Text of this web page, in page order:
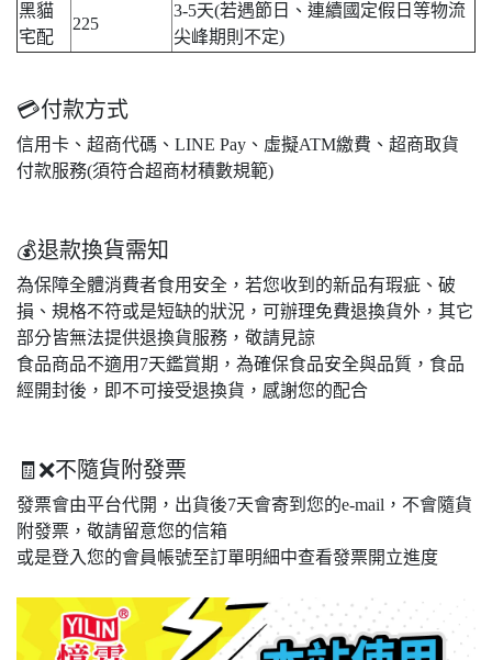
黑貓
宅配
225
3-5天(若遇節日、連續國定假日等物流
尖峰期則不定)
💳付款方式
信用卡、超商代碼、LINE Pay、虛擬ATM繳費、超商取貨
付款服務(須符合超商材積數規範)
💰退款換貨需知
為保障全體消費者食用安全，若您收到的新品有瑕疵、破
損、規格不符或是短缺的狀況，可辦理免費退換貨外，其它
部分皆無法提供退換貨服務，敬請見諒
食品商品不適用7天鑑賞期，為確保食品安全與品質，食品
經開封後，即不可接受退換貨，感謝您的配合
🧾❌不隨貨附發票
發票會由平台代開，出貨後7天會寄到您的e-mail，不會隨貨
附發票，敬請留意您的信箱
或是登入您的會員帳號至訂單明細中查看發票開立進度